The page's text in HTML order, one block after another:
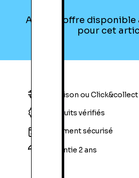
Aucune offre
pour cet
Livraison ou Click&collect
Produits vérifiés
Paiement sécurisé
Garantie 2 ans